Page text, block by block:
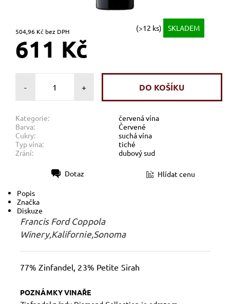
504,96 Kč bez DPH (>12 ks) SKLADEM
611 Kč
- +
Kategorie:
červená vína
Barva:
Červené
Cukry:
suchá vína
Typ vína:
tiché
Zrání:
dubový sud
Dotaz Hlídat cenu
Popis
Značka
Diskuze
Francis Ford Coppola
Winery,Kalifornie,Sonoma
77% Zinfandel, 23% Petite Sirah
POZNÁMKY VINAŘE